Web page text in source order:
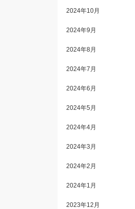
2024年10月
2024年9月
2024年8月
2024年7月
2024年6月
2024年5月
2024年4月
2024年3月
2024年2月
2024年1月
2023年12月